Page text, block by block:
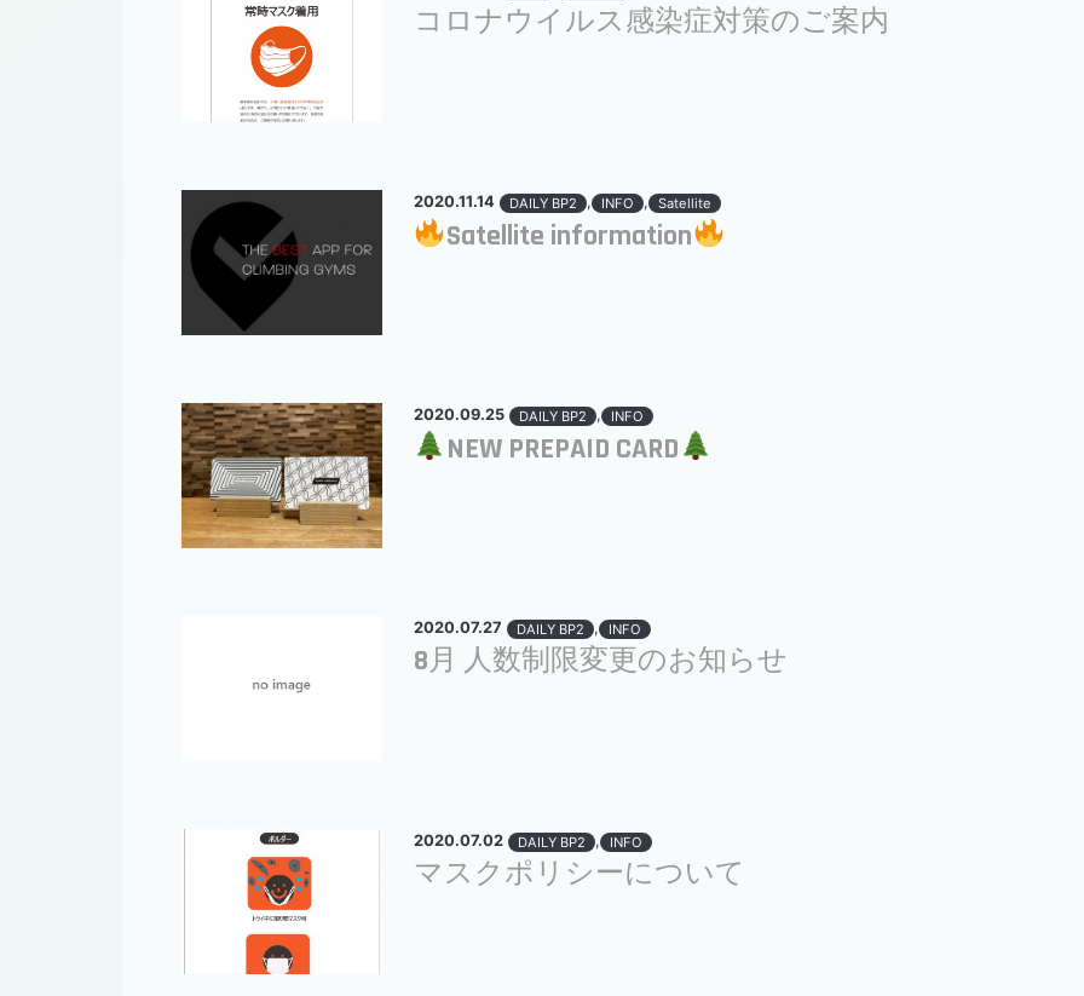
コロナウイルス感染症対策のご案内
2020.11.14 DAILY BP2 , INFO , Satellite
Satellite information
2020.09.25 DAILY BP2 , INFO
NEW PREPAID CARD
2020.07.27 DAILY BP2 , INFO
8月 人数制限変更のお知らせ
2020.07.02 DAILY BP2 , INFO
マスクポリシーについて